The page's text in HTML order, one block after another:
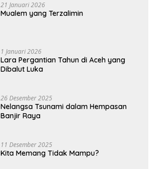
21 Januari 2026
Mualem yang Terzalimin
1 Januari 2026
Lara Pergantian Tahun di Aceh yang
Dibalut Luka
26 Desember 2025
Nelangsa Tsunami dalam Hempasan
Banjir Raya
11 Desember 2025
Kita Memang Tidak Mampu?